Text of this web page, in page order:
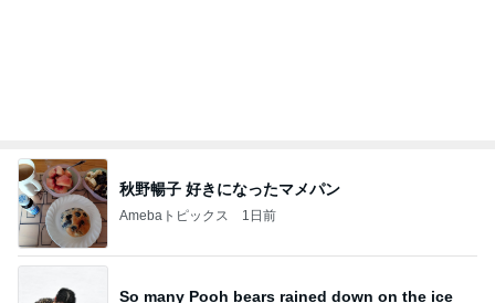
Coordinate by WEAR